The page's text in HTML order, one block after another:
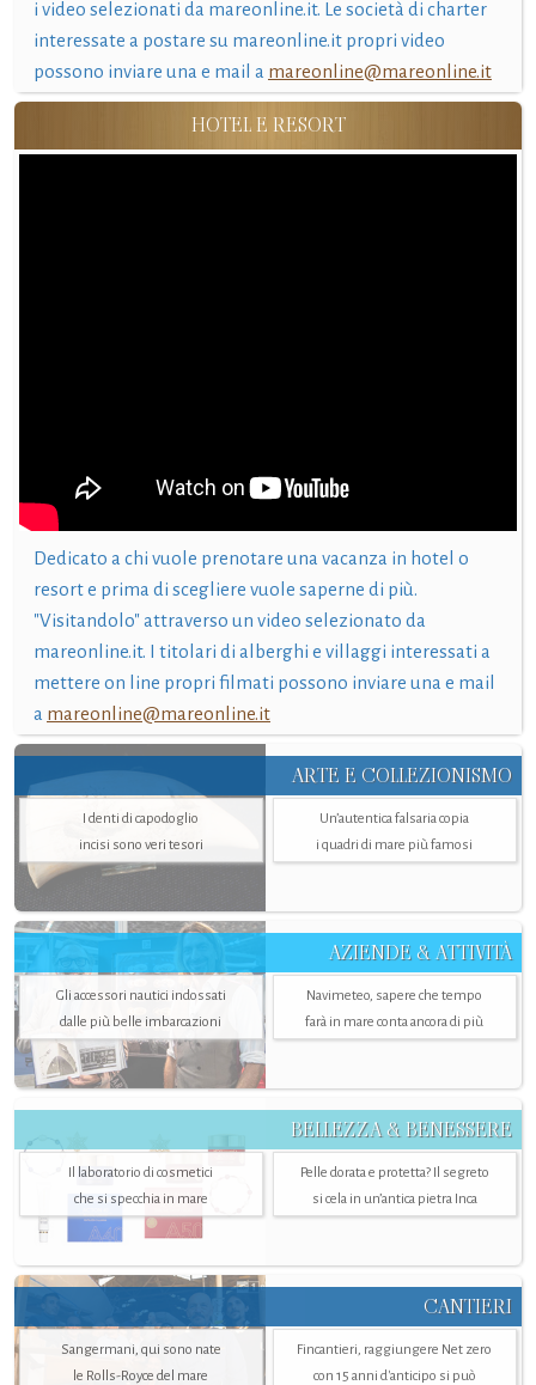
i video selezionati da mareonline.it. Le società di charter
interessate a postare su mareonline.it propri video
possono inviare una e mail a mareonline@mareonline.it
HOTEL E RESORT
Dedicato a chi vuole prenotare una vacanza in hotel o
resort e prima di scegliere vuole saperne di più.
"Visitandolo" attraverso un video selezionato da
mareonline.it. I titolari di alberghi e villaggi interessati a
mettere on line propri filmati possono inviare una e mail
a mareonline@mareonline.it
ARTE E COLLEZIONISMO
I denti di capodoglio
incisi sono veri tesori
Un’autentica falsaria copia
i quadri di mare più famosi
AZIENDE & ATTIVITÀ
Gli accessori nautici indossati
dalle più belle imbarcazioni
Navimeteo, sapere che tempo
farà in mare conta ancora di più
BELLEZZA & BENESSERE
Il laboratorio di cosmetici
che si specchia in mare
Pelle dorata e protetta? Il segreto
si cela in un’antica pietra Inca
CANTIERI
Sangermani, qui sono nate
le Rolls-Royce del mare
Fincantieri, raggiungere Net zero
con 15 anni d'anticipo si può